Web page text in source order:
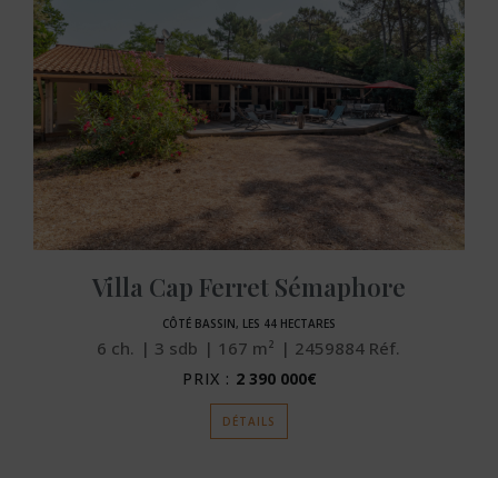
Villa Cap Ferret Sémaphore
CÔTÉ BASSIN, LES 44 HECTARES
6 ch. 3 sdb 167 m² 2459884 Réf.
PRIX : 2 390 000€
DÉTAILS